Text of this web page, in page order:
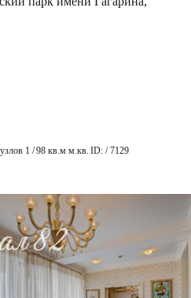
1 /98 кв.м м.кв. ID: / 7129